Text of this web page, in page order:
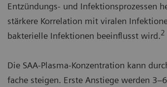
Entzündungs- und Infektionsprozessen
stärkere Korrelation mit viralen
bakterielle Infektionen beeinflusst wird.2
Die SAA-Plasma-Konzentration kann
fache steigen. Erste Anstiege werden